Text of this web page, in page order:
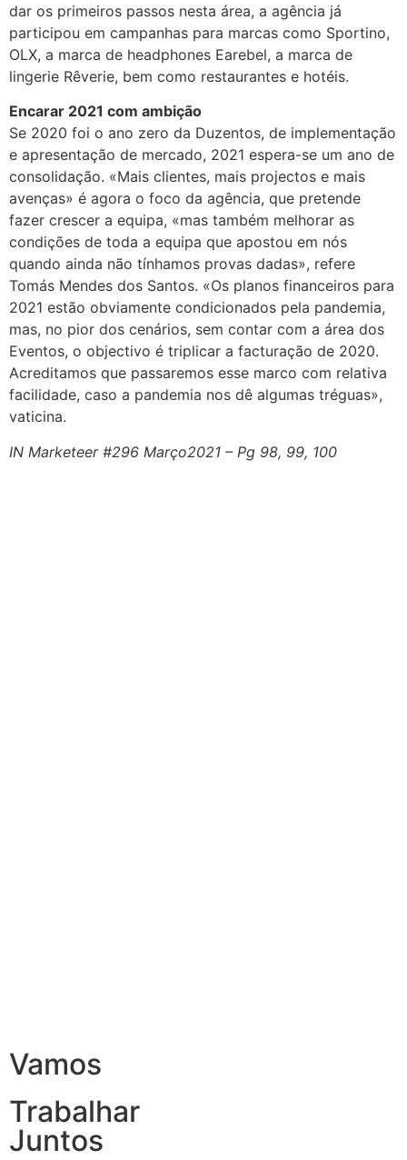
dar os primeiros passos nesta área, a agência já
participou em campanhas para marcas como Sportino,
OLX, a marca de headphones Earebel, a marca de
lingerie Rêverie, bem como restaurantes e hotéis.
Encarar 2021 com ambição
Se 2020 foi o ano zero da Duzentos, de implementação
e apresentação de mercado, 2021 espera-se um ano de
consolidação. «Mais clientes, mais projectos e mais
avenças» é agora o foco da agência, que pretende
fazer crescer a equipa, «mas também melhorar as
condições de toda a equipa que apostou em nós
quando ainda não tínhamos provas dadas», refere
Tomás Mendes dos Santos. «Os planos financeiros para
2021 estão obviamente condicionados pela pandemia,
mas, no pior dos cenários, sem contar com a área dos
Eventos, o objectivo é triplicar a facturação de 2020.
Acreditamos que passaremos esse marco com relativa
facilidade, caso a pandemia nos dê algumas tréguas»,
vaticina.
IN Marketeer #296 Março2021 – Pg 98, 99, 100
Vamos
Trabalhar
Juntos